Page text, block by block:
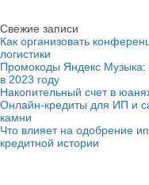
Свежие записи
Как организовать
логистики
Промокоды Яндекс Музыка:
в 2023 году
Накопительный счет в
Онлайн-кредиты для ИП и
камни
Что влияет на одобрение
кредитной истории